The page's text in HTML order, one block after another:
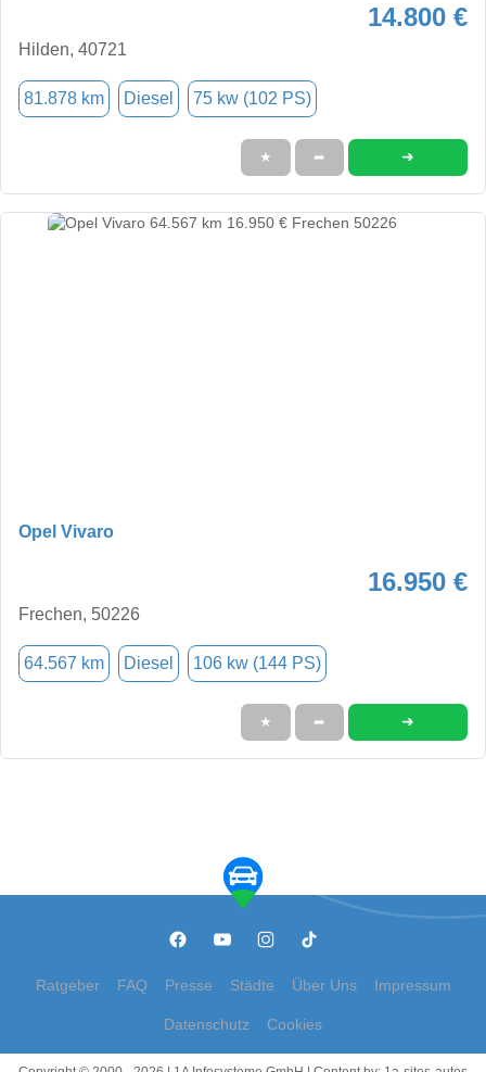
14.800 €
Hilden, 40721
81.878 km Diesel 75 kw (102 PS)
★ ➦ ➜
Opel Vivaro
16.950 €
Frechen, 50226
64.567 km Diesel 106 kw (144 PS)
★ ➦ ➜
Ratgeber FAQ Presse Städte Über Uns Impressum
Datenschutz Cookies